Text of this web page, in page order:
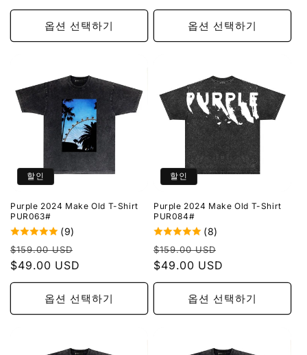
가
옵션 선택하기
가
옵션 선택하기
할인
Purple 2024 Make Old T-Shirt
PUR063#
(9)
정
가
$159.00 USD
가
$49.00 USD
옵션 선택하기
할인
Purple 2024 Make Old T-Shirt
PUR084#
(8)
정
가
$159.00 USD
가
$49.00 USD
옵션 선택하기